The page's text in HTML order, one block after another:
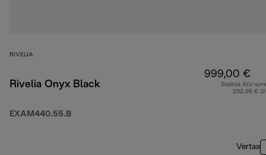
RIVELIA
Rivelia Onyx Black
EXAM440.55.B
999,00 €
Sisältää ALV-
202,98 €
Vertaa